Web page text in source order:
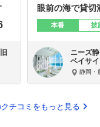
眼前の海で貸切
本番 披
ニーズ
ベイサ
静岡・
チコミをもっと見る